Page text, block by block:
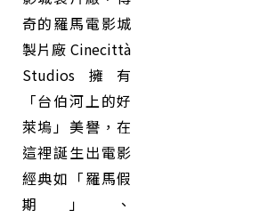
奇的羅馬電影城
製片廠 Cinecittà
Studios擁有
「台伯河上的好
萊塢」美譽，在
這裡誕生出電影
經典如「羅馬假
期」、